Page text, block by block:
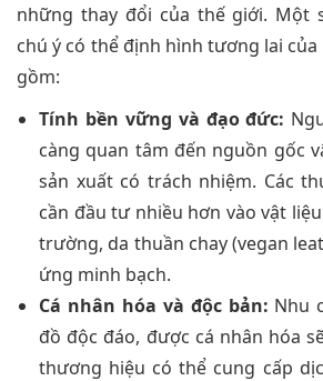
những thay đổi của thế giới. Một
chú ý có thể định hình tương lai
gồm:
Tính bền vững và đạo đức:
càng quan tâm đến nguồn gốc
sản xuất có trách nhiệm. Các
cần đầu tư nhiều hơn vào vật
trường, da thuần chay (vegan
ứng minh bạch.
Cá nhân hóa và độc bản: Nhu
đồ độc đáo, được cá nhân hóa
thương hiệu có thể cung cấp